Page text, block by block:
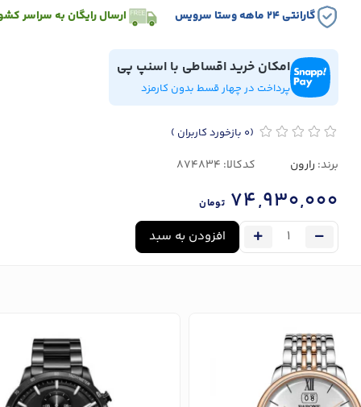
گارانتی ۲۴ ماهه وستا سرویس ارسال رایگان به سراسر
امکان خرید اقساطی با اسنپ پی
پرداخت در چهار قسط بدون کارمزد
(0 بازخورد کاربران )
برند: رارون کدکالا:
74,930,000 تومان
افزودن به سبد